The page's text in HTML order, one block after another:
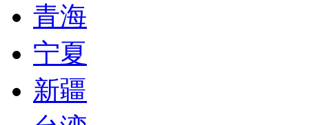
青海
宁夏
新疆